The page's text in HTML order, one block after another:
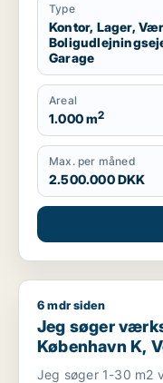
Type
Kontor, Lager,
Garage
Areal
1.000 m2
Max. per måned
2.500.000 DKK
Jeg søger værksted
6 mdr siden
Jeg søger
København K,
Frederiksberg
Jeg søger 1-30 m2